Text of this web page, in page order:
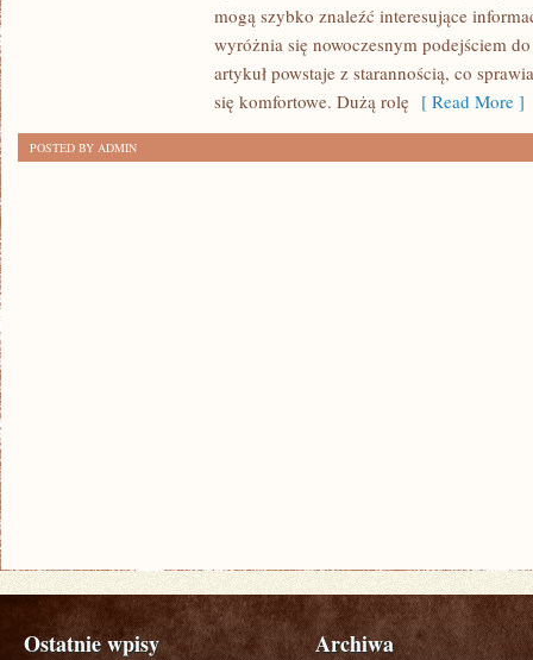
mogą szybko znaleźć interesujące
wyróżnia się nowoczesnym podejściem
artykuł powstaje z starannością, co
się komfortowe. Dużą rolę [ Read More ]
POSTED BY ADMIN
Ostatnie wpisy Archiwa